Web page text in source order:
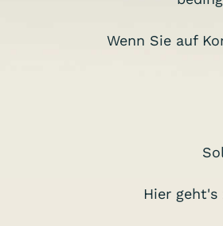
Wenn Sie auf
Hier geht's